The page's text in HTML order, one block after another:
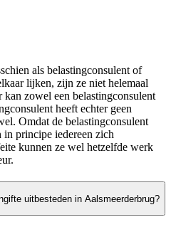
als belastingconsulent of
lijken, zijn ze niet helemaal
zowel een belastingconsulent
heeft echter geen
Omdat de belastingconsulent
in principe iedereen zich
kunnen ze wel hetzelfde werk
uitbesteden in Aalsmeerderbrug?